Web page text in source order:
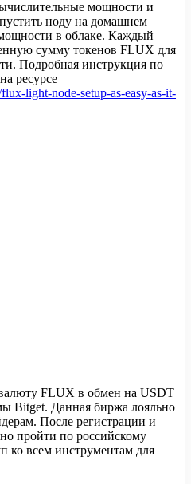
мощности и
ноду на домашнем
в облаке. Каждый
сумму токенов FLUX для
Подробная инструкция по
ресурсе
light-node-setup-as-easy-as-it-
FLUX в обмен на USDT
Bitget. Данная биржа лояльно
После регистрации и
пройти по российскому
ко всем инструментам для